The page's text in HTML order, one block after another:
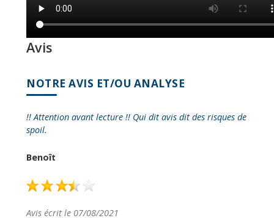
Avis
NOTRE AVIS ET/OU ANALYSE
!! Attention avant lecture !! Qui dit avis dit des risques de
spoil.
Benoît
Avis écrit le 07/08/2021